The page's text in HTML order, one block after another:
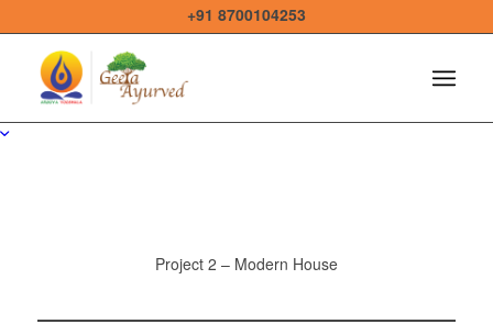
+91 8700104253
Project 2 – Modern House